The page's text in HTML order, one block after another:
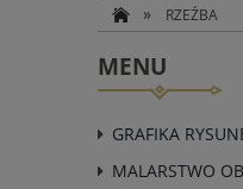
» RZEŹBA
MENU
GRAFIKA
MALARSTWO